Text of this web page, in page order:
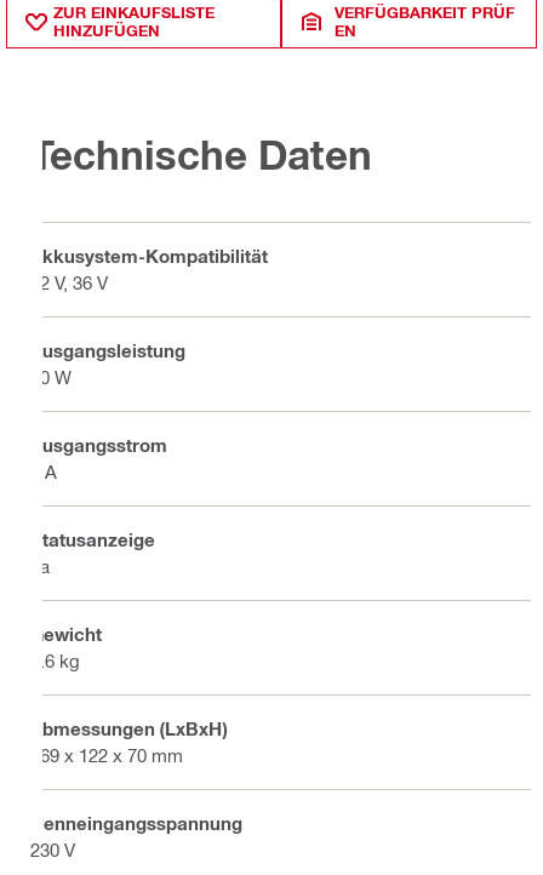
ZUR EINKAUFSLISTE
HINZUFÜGEN
VERFÜGBARKEIT PRÜF
EN
Technische Daten
Akkusystem-Kompatibilität
22 V, 36 V
Ausgangsleistung
90 W
Ausgangsstrom
4 A
Statusanzeige
Ja
Gewicht
0.6 kg
Abmessungen (LxBxH)
169 x 122 x 70 mm
Nenneingangsspannung
230 V